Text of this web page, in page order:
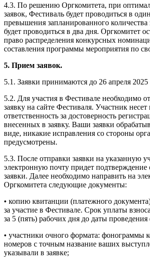
4.3. По решению Оргкомитета, при
заявок, Фестиваль будет проводиться в
превышения запланированного количества
будет проводиться в два дня. Оргкомитет
право распределения конкурсных
составления программы мероприятия по
5. Прием заявок.
5.1. Заявки принимаются до 26 апреля 2025
5.2. Для участия в Фестивале необходимо
заявку на сайте Фестиваля. Участник
ответственность за достоверность
внесенных в заявку. Ваши заявки
виде, никакие исправления со стороны
предусмотрены.
5.3. После отправки заявки на указанную
электронную почту придет подтверждение
заявки. Далее необходимо направить на
Оргкомитета следующие документы:
• копию квитанции (платежного
за участие в Фестивале. Срок уплаты
за 5 (пять) рабочих дня до даты проведения
• участники очного формата: фонограммы
номеров с точным название ваших
указывали в заявке;